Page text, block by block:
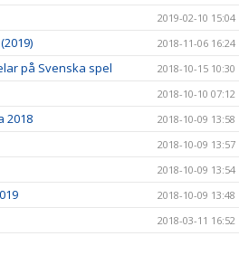
2019-02-10 15:04
2018-11-06 16:24
på Svenska spel 2018-10-15 10:30
2018-10-10 07:12
2018 2018-10-09 13:58
2018-10-09 13:57
2018-10-09 13:54
2018-10-09 13:48
2018-03-11 16:52